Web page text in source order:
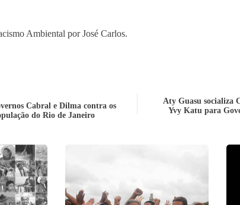
Ambiental por José Carlos.
Cabral e Dilma contra os
do Rio de Janeiro
Aty Guasu socializa
Yvy Katu para